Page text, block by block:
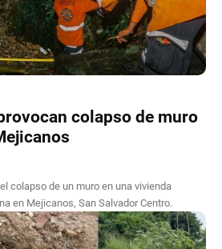
colapso de muro
colapso de un muro en una vivienda
en Mejicanos, San Salvador Centro.